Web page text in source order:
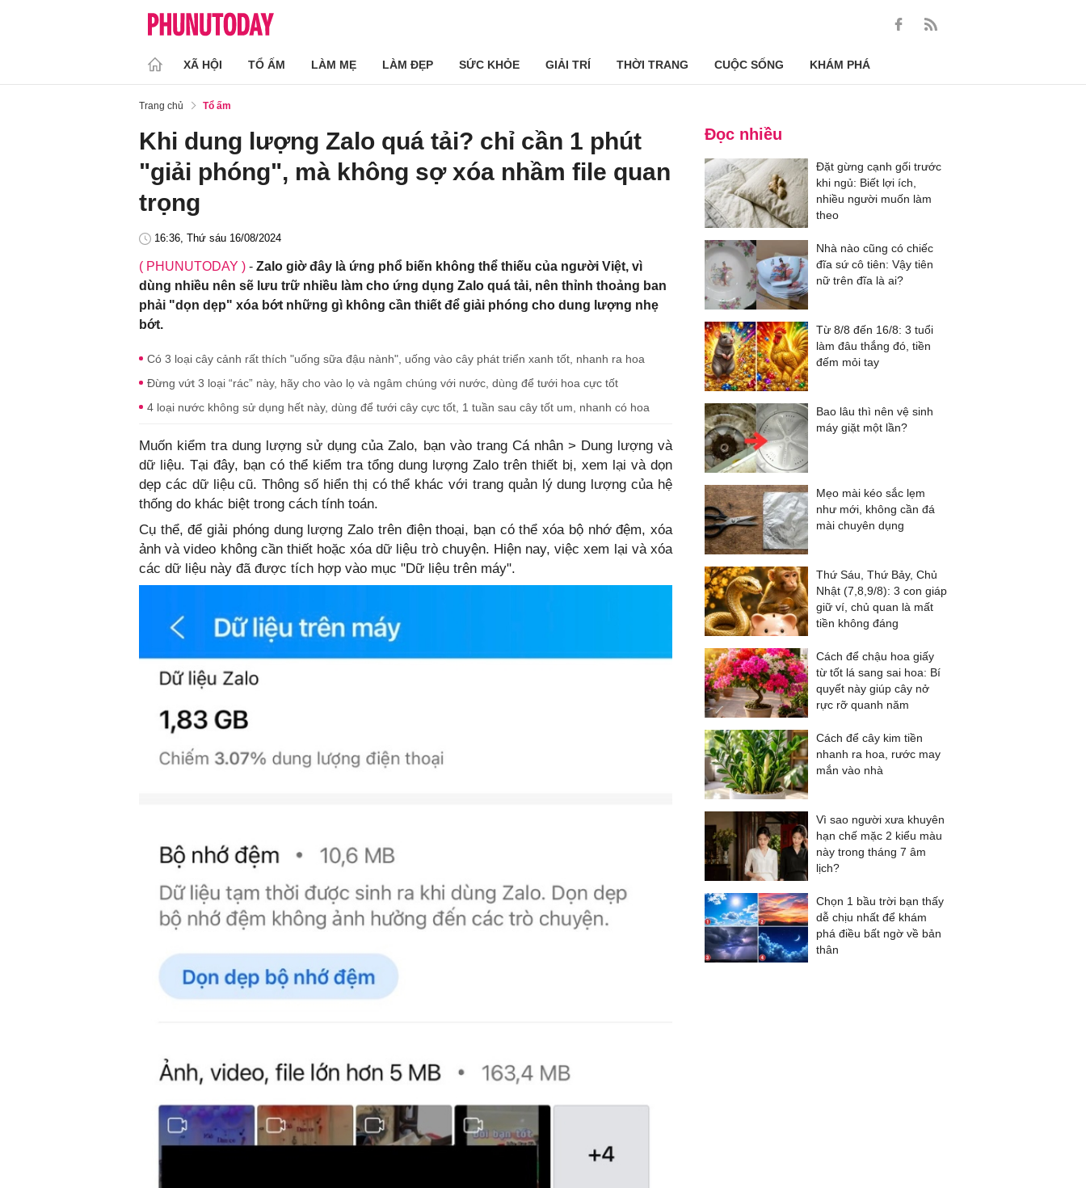
XÃ HỘI TỔ ẤM LÀM MẸ LÀM ĐẸP SỨC KHỎE GIẢI TRÍ THỜI TRANG CUỘC SỐNG KHÁM PHÁ
Trang chủ Tổ ấm
Khi dung lượng Zalo quá tải? chỉ cần 1 phút
"giải phóng", mà không sợ xóa nhầm file quan
trọng
16:36, Thứ sáu 16/08/2024
( PHUNUTODAY ) - Zalo giờ đây là ứng phổ biến không thể thiếu của người Việt, vì
dùng nhiều nên sẽ lưu trữ nhiều làm cho ứng dụng Zalo quá tải, nên thỉnh thoảng ban
phải "dọn dẹp" xóa bớt những gì không cần thiết để giải phóng cho dung lượng nhẹ
bớt.
Có 3 loại cây cảnh rất thích "uống sữa đậu nành", uống vào cây phát triển xanh tốt, nhanh ra hoa
Đừng vứt 3 loại “rác” này, hãy cho vào lọ và ngâm chúng với nước, dùng để tưới hoa cực tốt
4 loại nước không sử dụng hết này, dùng để tưới cây cực tốt, 1 tuần sau cây tốt um, nhanh có hoa
Muốn kiểm tra dung lượng sử dụng của Zalo, bạn vào trang Cá nhân > Dung lượng và
dữ liệu. Tại đây, bạn có thể kiểm tra tổng dung lượng Zalo trên thiết bị, xem lại và dọn
dẹp các dữ liệu cũ. Thông số hiển thị có thể khác với trang quản lý dung lượng của hệ
thống do khác biệt trong cách tính toán.
Cụ thể, để giải phóng dung lượng Zalo trên điện thoại, bạn có thể xóa bộ nhớ đệm, xóa
ảnh và video không cần thiết hoặc xóa dữ liệu trò chuyện. Hiện nay, việc xem lại và xóa
các dữ liệu này đã được tích hợp vào mục "Dữ liệu trên máy".
Đọc nhiều
Đặt gừng cạnh gối trước
khi ngủ: Biết lợi ích,
nhiều người muốn làm
theo
Nhà nào cũng có chiếc
đĩa sứ cô tiên: Vậy tiên
nữ trên đĩa là ai?
Từ 8/8 đến 16/8: 3 tuổi
làm đâu thắng đó, tiền
đếm mỏi tay
Bao lâu thì nên vệ sinh
máy giặt một lần?
Mẹo mài kéo sắc lẹm
như mới, không cần đá
mài chuyên dụng
Thứ Sáu, Thứ Bảy, Chủ
Nhật (7,8,9/8): 3 con giáp
giữ ví, chủ quan là mất
tiền không đáng
Cách để chậu hoa giấy
từ tốt lá sang sai hoa: Bí
quyết này giúp cây nở
rực rỡ quanh năm
Cách để cây kim tiền
nhanh ra hoa, rước may
mắn vào nhà
Vì sao người xưa khuyên
hạn chế mặc 2 kiểu màu
này trong tháng 7 âm
lịch?
Chọn 1 bầu trời bạn thấy
dễ chịu nhất để khám
phá điều bất ngờ về bản
thân